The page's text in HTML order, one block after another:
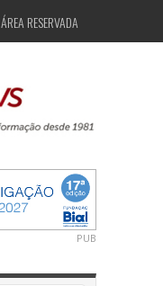
ÁREA RESERVADA
PUB